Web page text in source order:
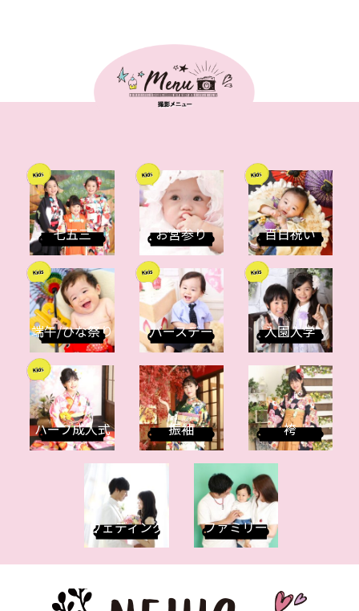
七五三 お宮参り 百日祝い
端午/ひな祭り バースデー 入園入学
ハーフ成人式 振袖 袴
ウェディング ファミリー